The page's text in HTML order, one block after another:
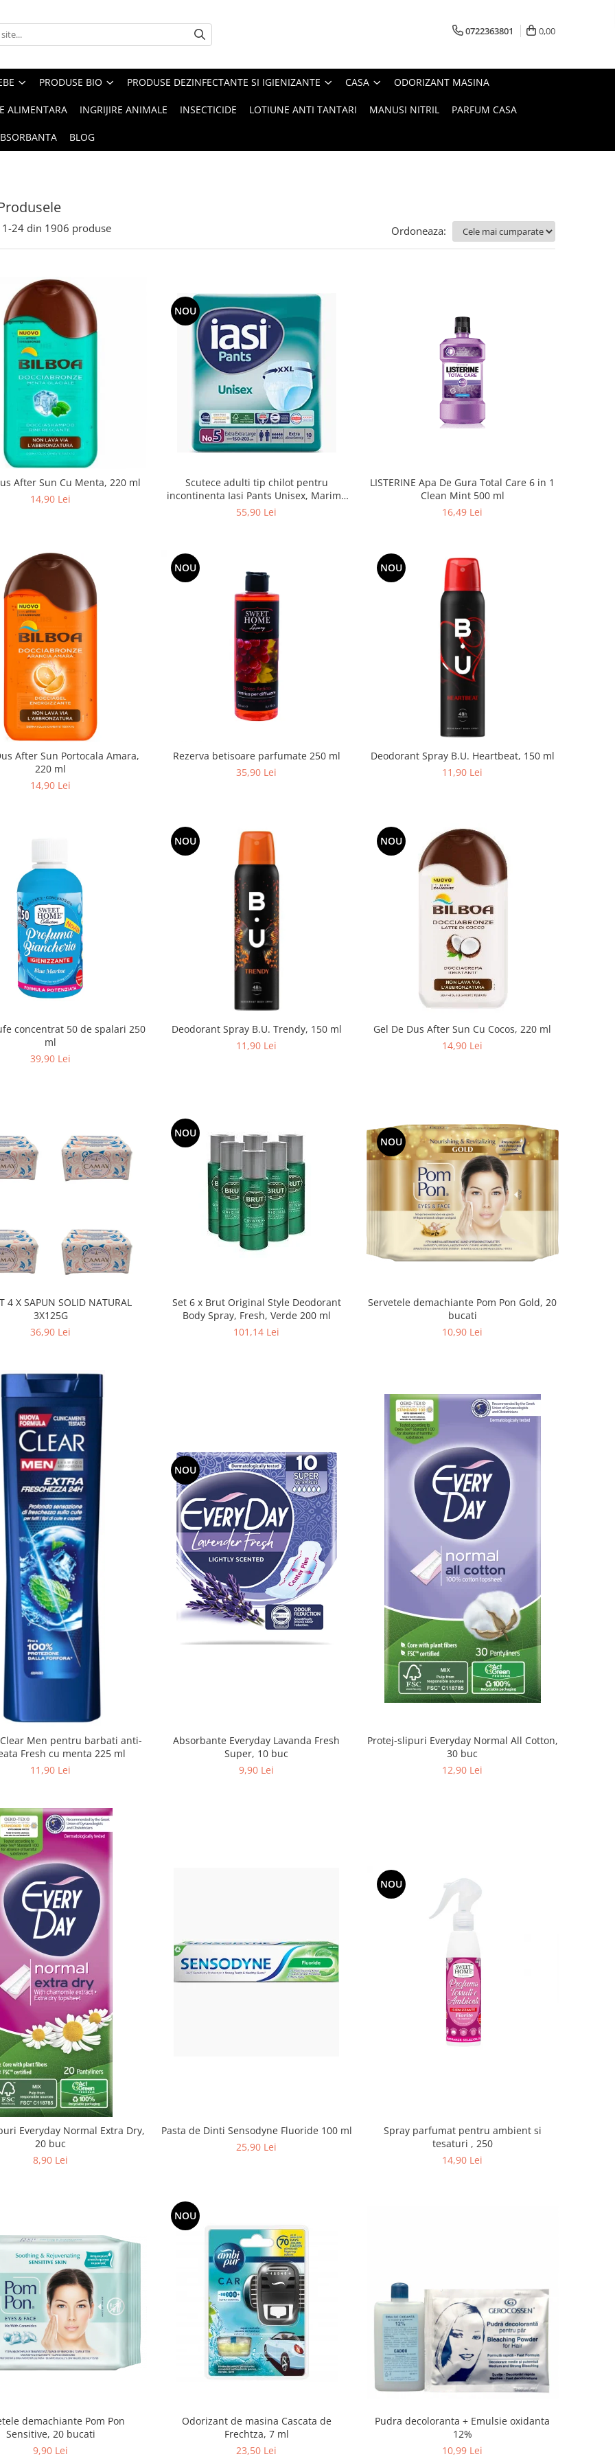
0722363801 0,00
PRODUSE BIO PRODUSE DEZINFECTANTE SI IGIENIZANTE CASA ODORIZANT MASINA
ALIMENTARA INGRIJIRE ANIMALE INSECTICIDE LOTIUNE ANTI TANTARI MANUSI NITRIL PARFUM CASA
BLOG
1-24 din 1906 produse Ordoneaza:
After Sun Cu Menta, 220 ml
14,90 Lei
NOU
Scutece adulti tip chilot pentru
incontinenta Iasi Pants Unisex, Marime
XXL, 10 buc
55,90 Lei
LISTERINE Apa De Gura Total Care 6 in 1
Clean Mint 500 ml
16,49 Lei
Sun Portocala Amara,
220 ml
14,90 Lei
NOU
Rezerva betisoare parfumate 250 ml
35,90 Lei
NOU
Deodorant Spray B.U. Heartbeat, 150 ml
11,90 Lei
concentrat 50 de spalari 250
ml
39,90 Lei
NOU
Deodorant Spray B.U. Trendy, 150 ml
11,90 Lei
NOU
Gel De Dus After Sun Cu Cocos, 220 ml
14,90 Lei
4 X SAPUN SOLID NATURAL
3X125G
36,90 Lei
NOU
Set 6 x Brut Original Style Deodorant
Body Spray, Fresh, Verde 200 ml
101,14 Lei
NOU
Servetele demachiante Pom Pon Gold, 20
bucati
10,90 Lei
Men pentru barbati anti-
Fresh cu menta 225 ml
11,90 Lei
NOU
Absorbante Everyday Lavanda Fresh
Super, 10 buc
9,90 Lei
Protej-slipuri Everyday Normal All Cotton,
30 buc
12,90 Lei
Everyday Normal Extra Dry,
20 buc
8,90 Lei
Pasta de Dinti Sensodyne Fluoride 100 ml
25,90 Lei
NOU
Spray parfumat pentru ambient si
tesaturi , 250
14,90 Lei
demachiante Pom Pon
Sensitive, 20 bucati
9,90 Lei
NOU
Odorizant de masina Cascata de
Frechtza, 7 ml
23,50 Lei
Pudra decoloranta + Emulsie oxidanta
12%
10,99 Lei